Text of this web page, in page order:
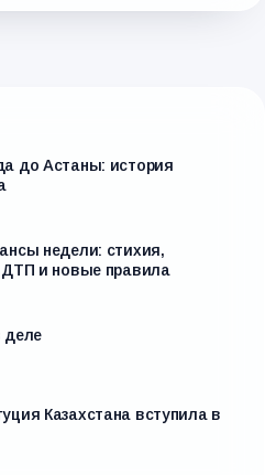
до Астаны: история
недели: стихия,
ДТП и новые правила
деле
Казахстана вступила в